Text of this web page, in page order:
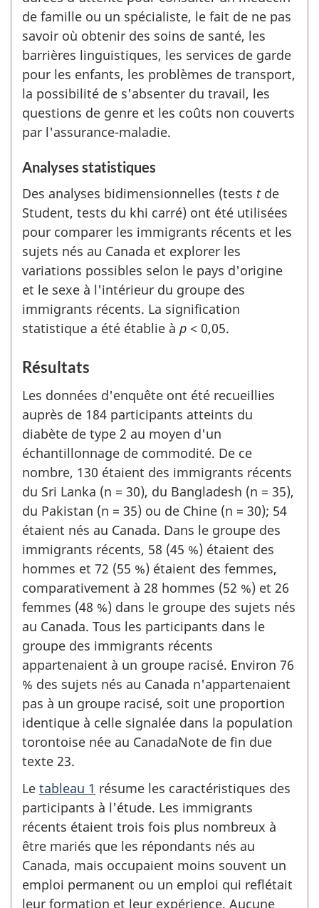
de famille ou un spécialiste, le fait de ne pas
savoir où obtenir des soins de santé, les
barrières linguistiques, les services de garde
pour les enfants, les problèmes de transport,
la possibilité de s'absenter du travail, les
questions de genre et les coûts non couverts
par l'assurance-maladie.
Analyses statistiques
Des analyses bidimensionnelles (tests tde
Student, tests du khi carré) ont été utilisées
pour comparer les immigrants récents et les
sujets nés au Canada et explorer les
variations possibles selon le pays d'origine
et le sexe à l'intérieur du groupe des
immigrants récents. La signification
statistique a été établie à p < 0,05.
Résultats
Les données d'enquête ont été recueillies
auprès de 184 participants atteints du
diabète de type 2 au moyen d'un
échantillonnage de commodité. De ce
nombre, 130 étaient des immigrants récents
du Sri Lanka (n = 30), du Bangladesh (n = 35),
du Pakistan (n = 35) ou de Chine (n = 30); 54
étaient nés au Canada. Dans le groupe des
immigrants récents, 58 (45 %) étaient des
hommes et 72 (55 %) étaient des femmes,
comparativement à 28 hommes (52 %) et 26
femmes (48 %) dans le groupe des sujets nés
au Canada. Tous les participants dans le
groupe des immigrants récents
appartenaient à un groupe racisé. Environ 76
% des sujets nés au Canada n'appartenaient
pas à un groupe racisé, soit une proportion
identique à celle signalée dans la population
torontoise née au CanadaNote de fin due
texte 23.
Le tableau 1 résume les caractéristiques des
participants à l'étude. Les immigrants
récents étaient trois fois plus nombreux à
être mariés que les répondants nés au
Canada, mais occupaient moins souvent un
emploi permanent ou un emploi qui reflétait
leur formation et leur expérience. Aucune